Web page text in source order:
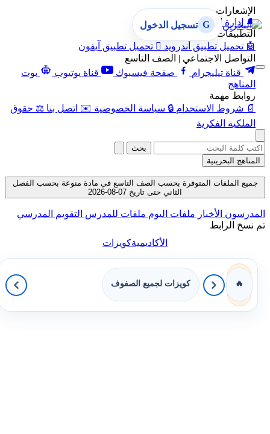
الإشعارات
🔔 إدارة الإشعارات
التطبيقات
🤖 تحميل تطبيق أندرويد  تحميل تطبيق آيفون
التواصل الاجتماعي | الصف التاسع
قناة تيليجرام
صفحة فيسبوك قناة يوتيوب
بوت
المناهج
روابط مهمة
📄 شروط الاستخدام 🔒 سياسة الخصوصية ✉️ اتصل بنا ⚖️ حقوق
الملكية الفكرية
G تسجيل الدخول
بحث
المناهج البحرينية
جميع الملفات المتوفرة بحسب الصف التاسع في مادة منوعة بحسب الفصل
الثاني حتى تاريخ 07-08-2026
المدرسون الأخبار ملفات اليوم ملفات للمدرس التقويم المدرسي
تم نسخ الرابط
الأكاديميةكويزات
🔥 كويزات لجميع الصفوف